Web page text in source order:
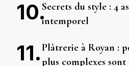
Secrets du style : 4
intemporel
Plâtrerie à Royan :
plus complexes sont